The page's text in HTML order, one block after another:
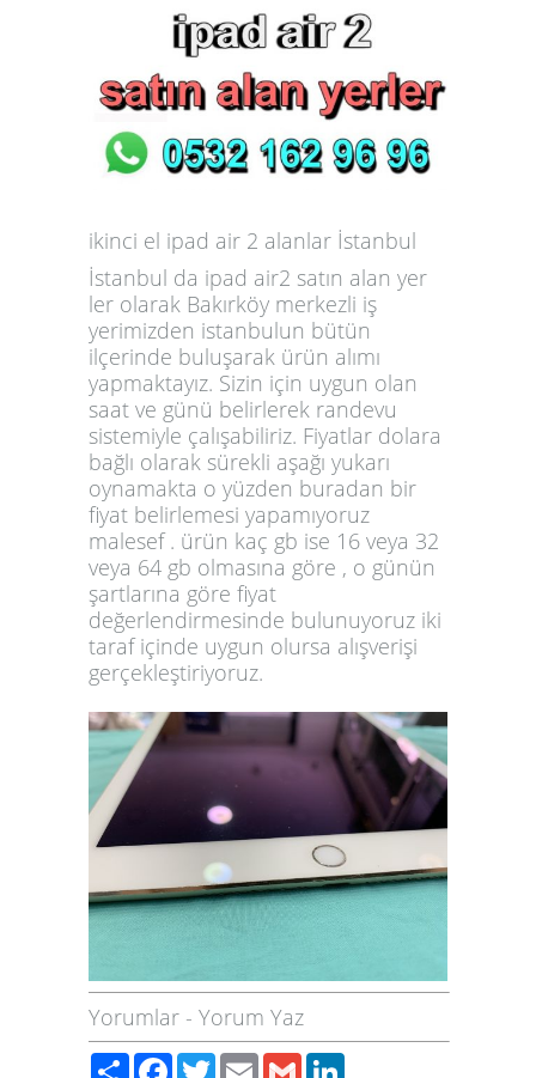
ikinci el ipad air 2 alanlar İstanbul
İstanbul da ipad air2 satın alan yer
ler olarak Bakırköy merkezli iş
yerimizden istanbulun bütün
ilçerinde buluşarak ürün alımı
yapmaktayız. Sizin için uygun olan
saat ve günü belirlerek randevu
sistemiyle çalışabiliriz. Fiyatlar dolara
bağlı olarak sürekli aşağı yukarı
oynamakta o yüzden buradan bir
fiyat belirlemesi yapamıyoruz
malesef . ürün kaç gb ise 16 veya 32
veya 64 gb olmasına göre , o günün
şartlarına göre fiyat
değerlendirmesinde bulunuyoruz iki
taraf içinde uygun olursa alışverişi
gerçekleştiriyoruz.
Yorumlar - Yorum Yaz
PaylaşFacebook
TwitterEmailGmail